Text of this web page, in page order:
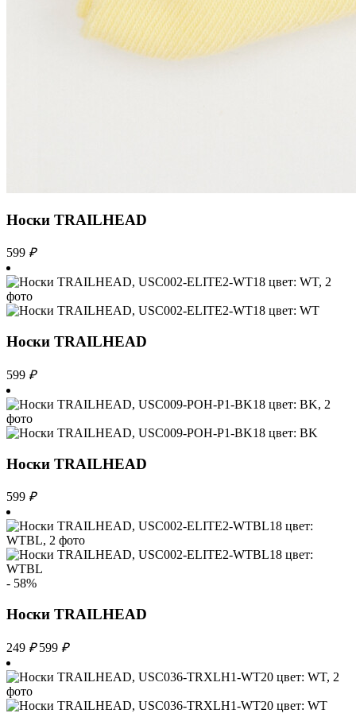
Носки TRAILHEAD
599 ₽
Носки TRAILHEAD
599 ₽
Носки TRAILHEAD
599 ₽
- 58%
Носки TRAILHEAD
249 ₽ 599 ₽